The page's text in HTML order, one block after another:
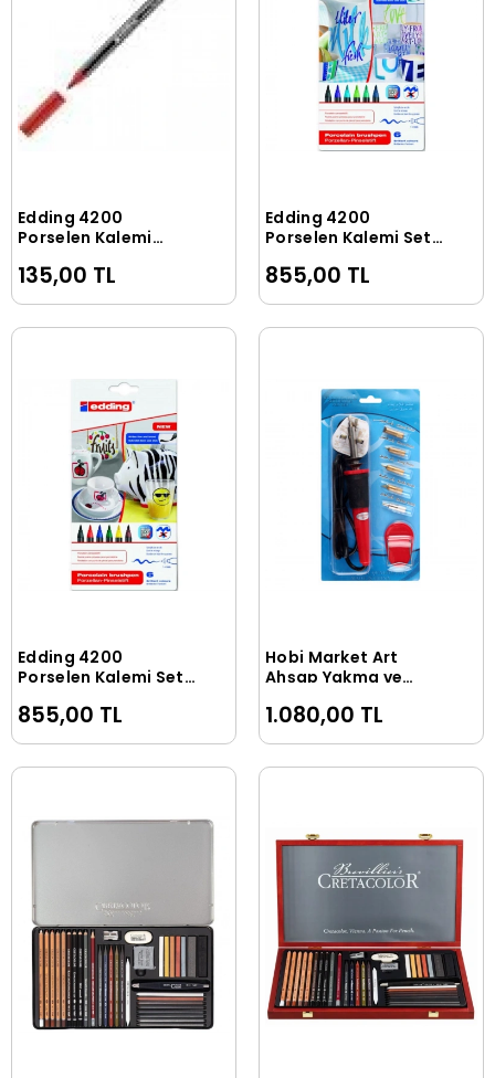
Sepete Ekle
Edding 4200
Porselen Kalemi
135,00 TL
Sepete Ekle
Edding 4200
Porselen Kalemi Seti
855,00 TL
Sepete Ekle
Edding 4200
Porselen Kalemi Seti
Renkler
855,00 TL
Sepete Ekle
Hobi Market Art
Ahşap Yakma ve
1.080,00 TL